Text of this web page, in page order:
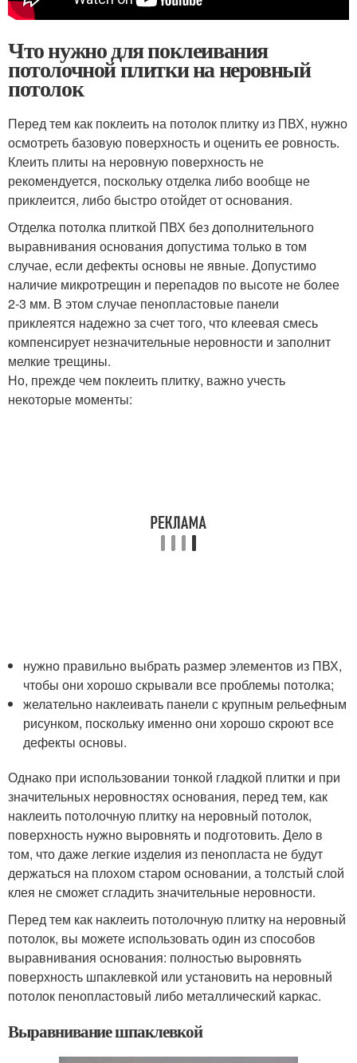
Что нужно для поклеивания
потолочной плитки на неровный
потолок
Перед тем как поклеить на потолок плитку из ПВХ, нужно
осмотреть базовую поверхность и оценить ее ровность.
Клеить плиты на неровную поверхность не
рекомендуется, поскольку отделка либо вообще не
приклеится, либо быстро отойдет от основания.
Отделка потолка плиткой ПВХ без дополнительного
выравнивания основания допустима только в том
случае, если дефекты основы не явные. Допустимо
наличие микротрещин и перепадов по высоте не более
2-3 мм. В этом случае пенопластовые панели
приклеятся надежно за счет того, что клеевая смесь
компенсирует незначительные неровности и заполнит
мелкие трещины.
Но, прежде чем поклеить плитку, важно учесть
некоторые моменты:
нужно правильно выбрать размер элементов из ПВХ,
чтобы они хорошо скрывали все проблемы потолка;
желательно наклеивать панели с крупным рельефным
рисунком, поскольку именно они хорошо скроют все
дефекты основы.
Однако при использовании тонкой гладкой плитки и при
значительных неровностях основания, перед тем, как
наклеить потолочную плитку на неровный потолок,
поверхность нужно выровнять и подготовить. Дело в
том, что даже легкие изделия из пенопласта не будут
держаться на плохом старом основании, а толстый слой
клея не сможет сгладить значительные неровности.
Перед тем как наклеить потолочную плитку на неровный
потолок, вы можете использовать один из способов
выравнивания основания: полностью выровнять
поверхность шпаклевкой или установить на неровный
потолок пенопластовый либо металлический каркас.
Выравнивание шпаклевкой